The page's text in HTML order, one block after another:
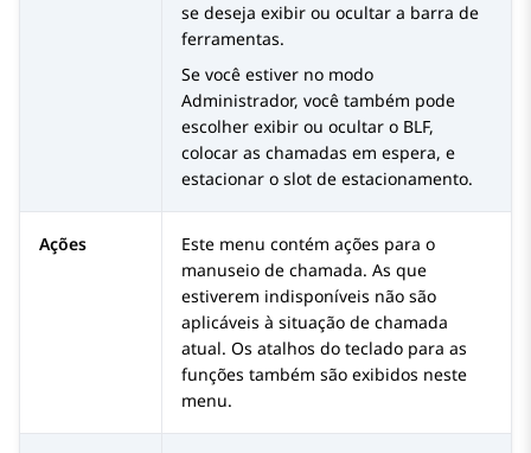
se deseja exibir ou ocultar a barra de
ferramentas.
Se você estiver no modo
Administrador, você também pode
escolher exibir ou ocultar o BLF,
colocar as chamadas em espera, e
estacionar o slot de estacionamento.
Ações
Este menu contém ações para o
manuseio de chamada. As que
estiverem indisponíveis não são
aplicáveis à situação de chamada
atual. Os atalhos do teclado para as
funções também são exibidos neste
menu.